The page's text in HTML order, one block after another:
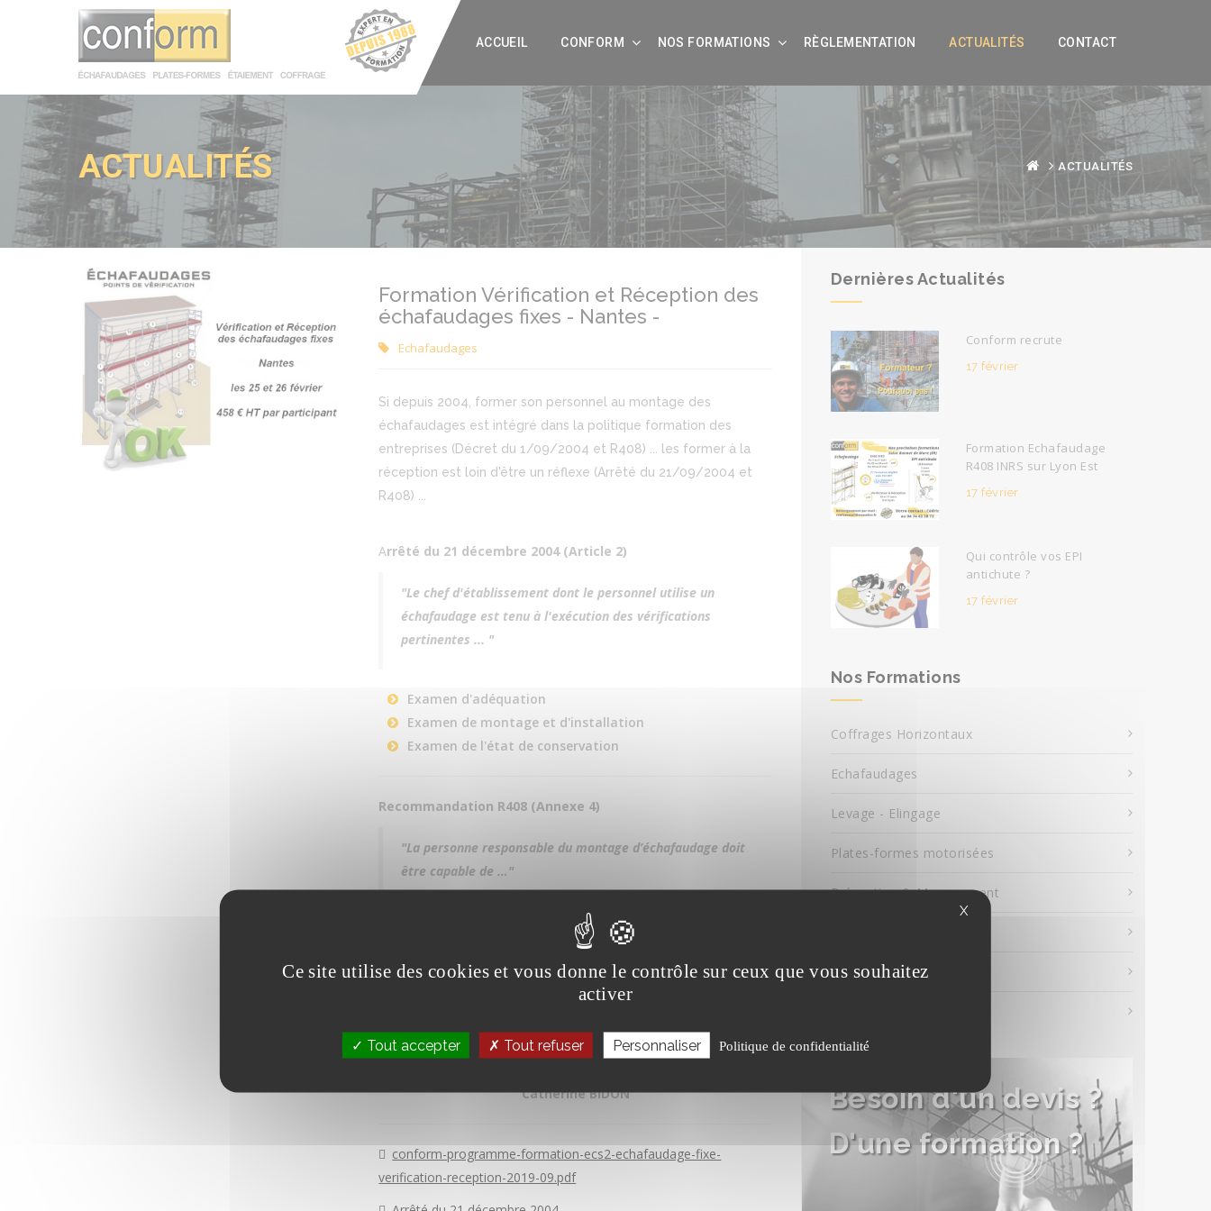
ACCUEIL CONFORM NOS FORMATIONS RÈGLEMENTATION ACTUALITÉS CONTACT
ACTUALITÉS ACTUALITÉS
Formation Vérification et Réception des
échafaudages fixes - Nantes -
Echafaudages
Si depuis 2004, former son personnel au montage des
échafaudages est intégré dans la politique formation des
entreprises (Décret du 1/09/2004 et R408) ... les former à la
réception est loin d'être un réflexe (Arrêté du 21/09/2004 et
R408) ...
Arrêté du 21 décembre 2004 (Article 2)
"Le chef d'établissement dont le personnel utilise un
échafaudage est tenu à l'exécution des vérifications
pertinentes ... "
Examen d'adéquation
Examen de montage et d'installation
Examen de l'état de conservation
Recommandation R408 (Annexe 4)
"La personne responsable du montage d’échafaudage doit
être capable de …"
Réceptionner l’échafaudage avant utilisation
Assurer la maintenance de l’échafaudage
04 74 43 38 72
Catherine BIDON
conform-programme-formation-ecs2-echafaudage-fixe-
verification-reception-2019-09.pdf
Dernières Actualités
Conform recrute
17 février
Formation Echafaudage
R408 INRS sur Lyon Est
17 février
Qui contrôle vos EPI
antichute ?
17 février
Nos Formations
Coffrages Horizontaux
Echafaudages
Levage - Elingage
Plates-formes motorisées
Prévention & Management
Travaux en hauteur
Besoin d'un devis ?
D'une formation ?
Panneau de gestion des cookies
X
Ce site utilise des cookies et vous donne le contrôle sur ceux que vous souhaitez
activer
Tout accepter Tout refuser Personnaliser Politique de confidentialité